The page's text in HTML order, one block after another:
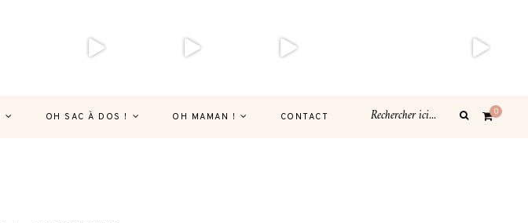
OH SAC À DOS ! OH MAMAN ! CONTACT 0